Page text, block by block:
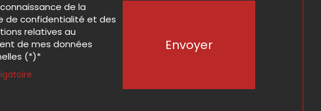
de la
de confidentialité et des
relatives au
de mes données
(*)*
Envoyer